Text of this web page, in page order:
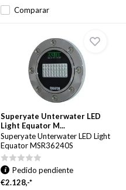
Comparar
Superyate Unterwater LED
Light Equator M...
Superyate Unterwater LED Light
Equator MSR36240S
Pedido pendiente
€2.128,-*